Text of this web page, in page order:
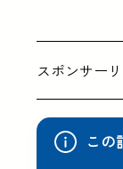
スポンサー
この